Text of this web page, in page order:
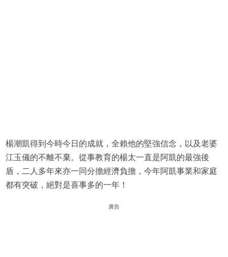
楊潮凱得到今時今日的成就，全賴他的堅強信念，以及老婆
江玉儀的不離不棄。從事教育的楊太一直是阿凱的最強後
盾，二人多年來亦一同分擔經濟負擔，今年阿凱事業和家庭
都有突破，絕對是喜事多的一年！
廣告